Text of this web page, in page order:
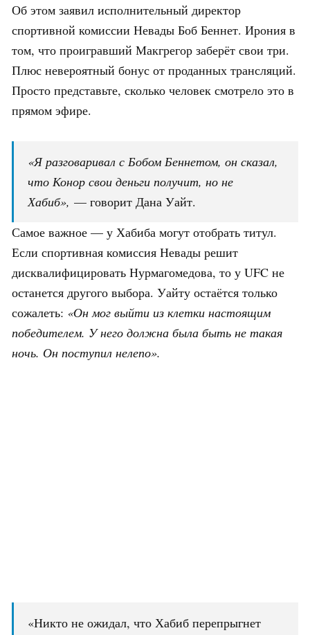
Об этом заявил исполнительный директор
спортивной комиссии Невады Боб Беннет. Ирония в
том, что проигравший Макгрегор заберёт свои три.
Плюс невероятный бонус от проданных трансляций.
Просто представьте, сколько человек смотрело это в
прямом эфире.
«Я разговаривал с Бобом Беннетом, он сказал,
что Конор свои деньги получит, но не
Хабиб», — говорит Дана Уайт.
Самое важное — у Хабиба могут отобрать титул.
Если спортивная комиссия Невады решит
дисквалифицировать Нурмагомедова, то у UFC не
останется другого выбора. Уайту остаётся только
сожалеть: «Он мог выйти из клетки настоящим
победителем. У него должна была быть не такая
ночь. Он поступил нелепо».
«Никто не ожидал, что Хабиб перепрыгнет